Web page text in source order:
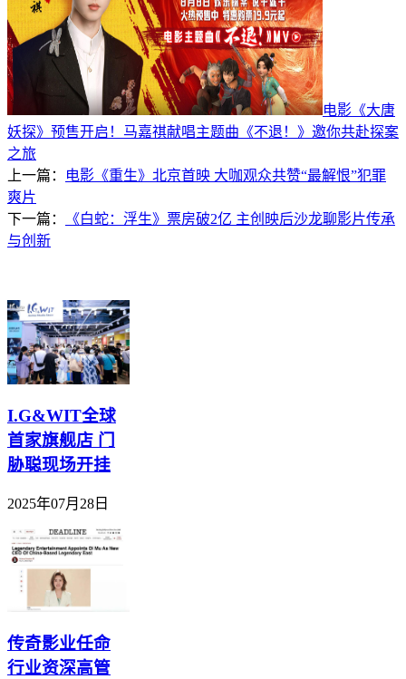
电影《大唐
妖探》预售开启！马嘉祺献唱主题曲《不退！》邀你共赴探案
之旅
上一篇：
电影《重生》北京首映 大咖观众共赞“最解恨”犯罪
爽片
下一篇：
《白蛇：浮生》票房破2亿 主创映后沙龙聊影片传承
与创新
I.G&WIT全球
首家旗舰店 门
胁聪现场开挂
2025年07月28日
传奇影业任命
行业资深高管